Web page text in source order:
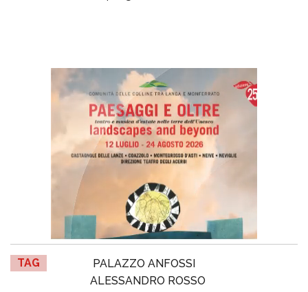
TAG
PALAZZO ANFOSSI
ALESSANDRO ROSSO